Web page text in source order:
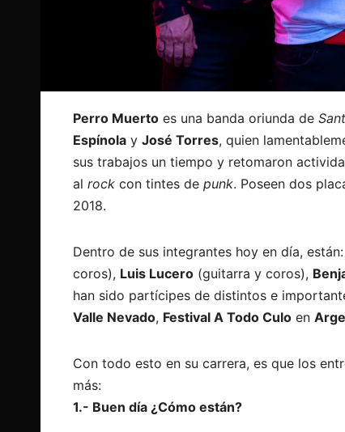
Perro Muerto es una banda oriunda de
Espínola y José Torres, quien
sus trabajos un tiempo y retomaron
al rock con tintes de punk. Poseen dos
2018.
Dentro de sus integrantes hoy en día, están:
coros), Luis Lucero (guitarra y coros),
han sido partícipes de distintos e
Valle Nevado, Festival A Todo Culo en
Con todo esto en su carrera, es que los
más:
1.- Buen día ¿Cómo están?